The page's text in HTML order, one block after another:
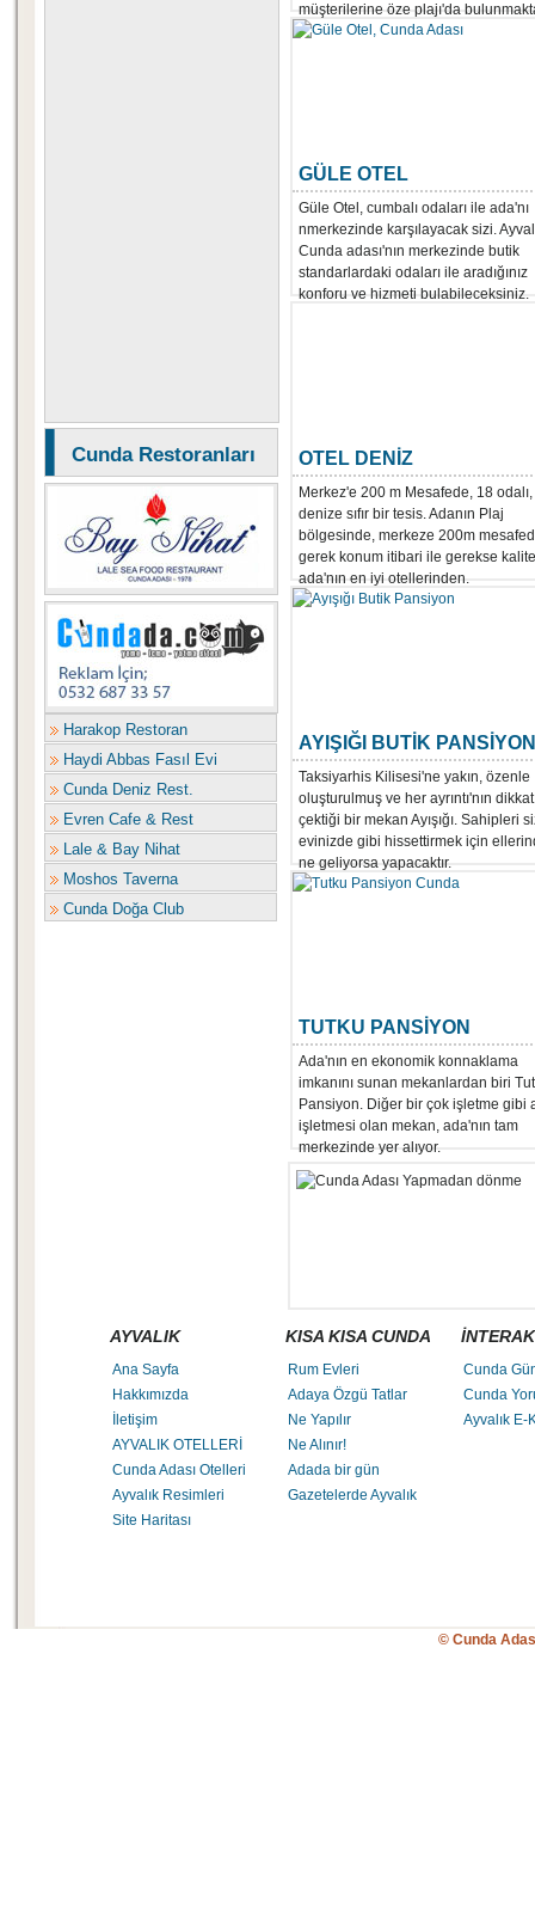
Cunda Restoranları
Harakop Restoran
Haydi Abbas Fasıl Evi
Cunda Deniz Rest.
Evren Cafe & Rest
Lale & Bay Nihat
Moshos Taverna
Cunda Doğa Club
müşterilerine öze plajı'da
GÜLE OTEL
Güle Otel, cumbalı odaları ile ada'nı
nmerkezinde karşılayacak sizi.
Cunda adası'nın merkezinde butik
standarlardaki odaları ile aradığınız
konforu ve hizmeti bulabileceksiniz.
OTEL DENİZ
Merkez'e 200 m Mesafede, 18 odalı,
denize sıfır bir tesis. Adanın Plaj
bölgesinde, merkeze 200m
gerek konum itibari ile gerekse
ada'nın en iyi otellerinden.
AYIŞIĞI BUTİK PANSİYON
Taksiyarhis Kilisesi'ne yakın, özenle
oluşturulmuş ve her ayrıntı'nın dikkat
çektiği bir mekan Ayışığı. Sahipleri
evinizde gibi hissettirmek için
ne geliyorsa yapacaktır.
TUTKU PANSİYON
Ada'nın en ekonomik konnaklama
imkanını sunan mekanlardan biri
Pansiyon. Diğer bir çok işletme gibi
işletmesi olan mekan, ada'nın tam
merkezinde yer alıyor.
AYVALIK KISA KISA CUNDA
Ana Sayfa
Hakkımızda
İletişim
AYVALIK OTELLERİ
Cunda Adası Otelleri
Ayvalık Resimleri
Site Haritası
Rum Evleri
Adaya Özgü Tatlar
Ne Yapılır
Ne Alınır!
Adada bir gün
Gazetelerde Ayvalık
Cunda
Cunda
Ayvalık E-
© Cunda